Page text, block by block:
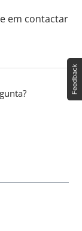
em contactar